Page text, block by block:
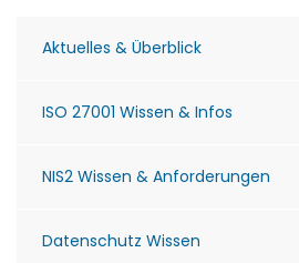
Aktuelles & Überblick
ISO 27001 Wissen & Infos
NIS2 Wissen & Anforderungen
Datenschutz Wissen